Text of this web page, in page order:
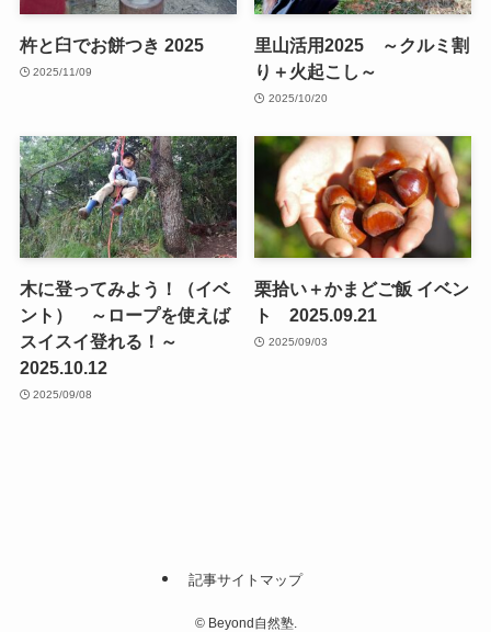
杵と臼でお餅つき 2025
2025/11/09
里山活用2025 ～クルミ割
り＋火起こし～
2025/10/20
木に登ってみよう！（イベ
ント） ～ロープを使えば
スイスイ登れる！～
2025.10.12
2025/09/08
栗拾い＋かまどご飯 イベン
ト 2025.09.21
2025/09/03
記事サイトマップ
©Beyond自然塾.